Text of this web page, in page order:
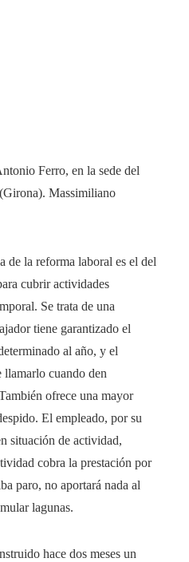
Ferro, en la sede del
Massimiliano
de la reforma laboral es el del
cubrir actividades
Se trata de una
tiene garantizado el
al año, y el
llamarlo cuando den
ofrece una mayor
El empleado, por su
situación de actividad,
cobra la prestación por
paro, no aportará nada al
lagunas.
hace dos meses un